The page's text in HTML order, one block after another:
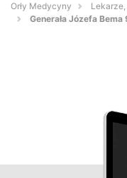
Orły Medycyny
Generała Józefa Bema